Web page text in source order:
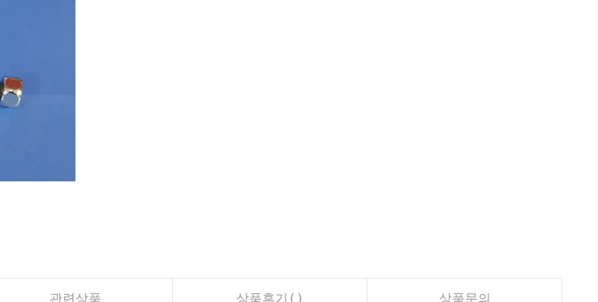
관련상품 상품후기( ) 상품문의